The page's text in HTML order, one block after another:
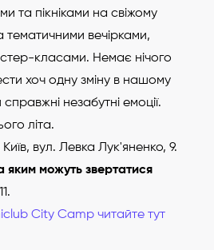
та пікніками на свіжому
тематичними вечірками,
класами. Немає нічого
хоч одну зміну в нашому
незабутні емоції.
літа.
Київ, вул. Левка Лук'яненко, 9.
яким можуть звертатися
City Camp читайте тут